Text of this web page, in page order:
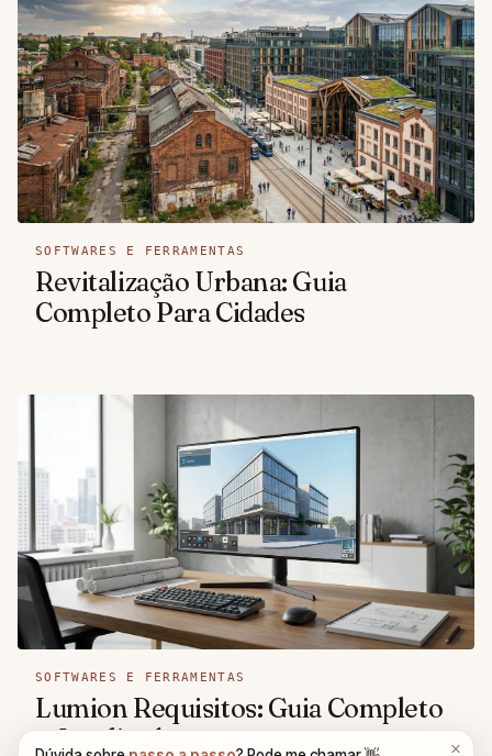
SOFTWARES E FERRAMENTAS
Revitalização Urbana: Guia
Completo Para Cidades
SOFTWARES E FERRAMENTAS
Lumion Requisitos: Guia Completo
e Atualizado